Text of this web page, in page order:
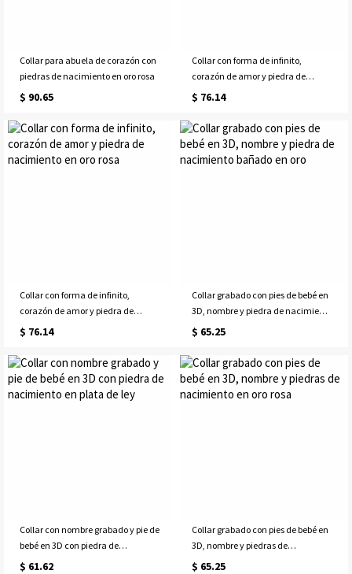
Collar para abuela de corazón con
piedras de nacimiento en oro rosa
$ 90.65
Collar con forma de infinito,
corazón de amor y piedra de
nacimiento bañado en oro
$ 76.14
Collar con forma de infinito,
corazón de amor y piedra de
nacimiento en oro rosa
$ 76.14
Collar grabado con pies de bebé en
3D, nombre y piedra de nacimiento
bañado en oro
$ 65.25
Collar con nombre grabado y pie de
bebé en 3D con piedra de
nacimiento en plata de ley
$ 61.62
Collar grabado con pies de bebé en
3D, nombre y piedras de
nacimiento en oro rosa
$ 65.25